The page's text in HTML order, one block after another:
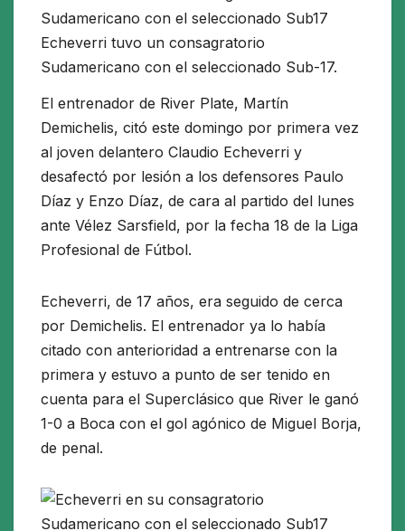
Echeverri tuvo un consagratorio
Sudamericano con el seleccionado Sub-17.
El entrenador de River Plate, Martín
Demichelis, citó este domingo por primera vez
al joven delantero Claudio Echeverri y
desafectó por lesión a los defensores Paulo
Díaz y Enzo Díaz, de cara al partido del lunes
ante Vélez Sarsfield, por la fecha 18 de la Liga
Profesional de Fútbol.
Echeverri, de 17 años, era seguido de cerca
por Demichelis. El entrenador ya lo había
citado con anterioridad a entrenarse con la
primera y estuvo a punto de ser tenido en
cuenta para el Superclásico que River le ganó
1-0 a Boca con el gol agónico de Miguel Borja,
de penal.